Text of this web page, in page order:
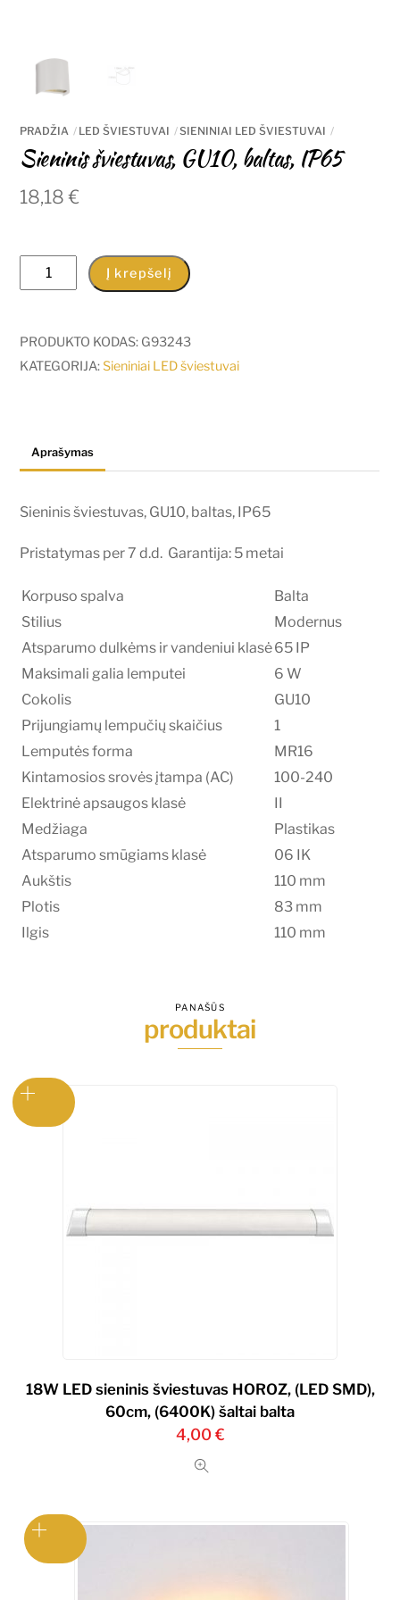
PRADŽIA LED ŠVIESTUVAI SIENINIAI LED ŠVIESTUVAI
Sieninis šviestuvas, GU10, baltas, IP65
18,18€
produkto
kiekis:
šviestuvas,
GU10,
Į krepšelį
PRODUKTO KODAS: G93243
KATEGORIJA:Sieniniai LED šviestuvai
Aprašymas
Sieninis šviestuvas, GU10, baltas, IP65
Pristatymas per 7 d.d. Garantija: 5 metai
Korpuso spalva
Balta
Stilius
Modernus
Atsparumo dulkėms ir vandeniui klasė65 IP
Maksimali galia lemputei
6 W
Cokolis
GU10
Prijungiamų lempučių skaičius
1
Lemputės forma
MR16
Kintamosios srovės įtampa (AC)
100-240
Elektrinė apsaugos klasė
Medžiaga
Plastikas
Atsparumo smūgiams klasė
06 IK
Aukštis
110 mm
Plotis
83 mm
Ilgis
110 mm
PANAŠŪS
produktai
18W LED sieninis šviestuvas HOROZ, (LED SMD),
60cm, (6400K) šaltai balta
4,00€